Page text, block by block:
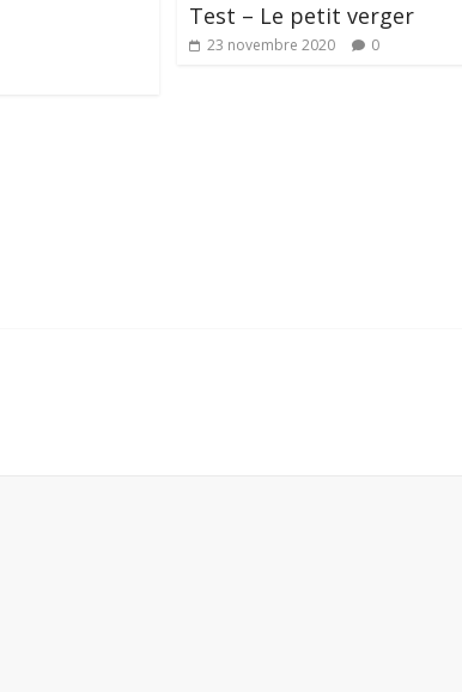
Test – Le petit verger
23 novembre 2020 0